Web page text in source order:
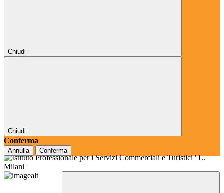
Chiudi
Chiudi
Conferma
Annulla Conferma